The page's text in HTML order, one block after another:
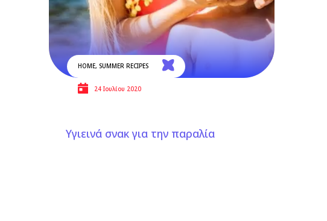
HOME, SUMMER RECIPES
24 Ιουλίου 2020
Υγιεινά σνακ για την παραλία